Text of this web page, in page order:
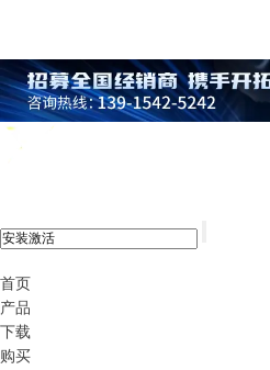
首页
产品
下载
购买